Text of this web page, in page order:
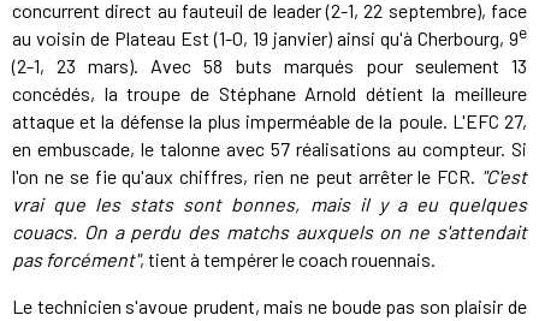
concurrent direct au fauteuil de leader (2-1, 22 septembre), face
au voisin de Plateau Est (1-0, 19 janvier) ainsi qu'à Cherbourg, 9e
(2-1, 23 mars). Avec 58 buts marqués pour seulement 13
concédés, la troupe de Stéphane Arnold détient la meilleure
attaque et la défense la plus imperméable de la poule. L'EFC 27,
en embuscade, le talonne avec 57 réalisations au compteur. Si
l'on ne se fie qu'aux chiffres, rien ne peut arrêter le FCR. "C'est
vrai que les stats sont bonnes, mais il y a eu quelques
couacs. On a perdu des matchs auxquels on ne s'attendait
pas forcément", tient à tempérer le coach rouennais.
Le technicien s'avoue prudent, mais ne boude pas son plaisir de